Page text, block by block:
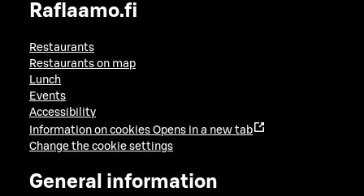
Raflaamo.fi
Restaurants
Restaurants on map
Lunch
Events
Accessibility
Information on cookies Opens in a new tab
Change the cookie settings
General information